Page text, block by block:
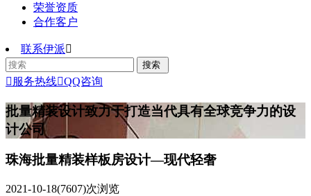
荣誉资质
合作客户
联系伊派
 服务热线QQ咨询
批量精装设计致力于打造当代具有全球竞争力的设
计公司
珠海批量精装样板房设计—现代轻奢
2021-10-18(7607)次浏览